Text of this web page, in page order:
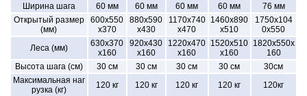
Ширина шага
60 мм 60 мм 60 мм 60 мм
76 мм
Открытый размер
(мм)
600x550
x370
880x590
x430
1170x740
x470
1460x890
x510
1750x104
0x550
Леса (мм)
630x370
x160
920x430
x160
1220x470
x160
1520x510
x160
1820x550x
160
Высота шага (см)
30 см 30 см 30 см 30 см
30см
Максимальная наг
рузка (кг)
120 кг 120 кг 120 кг 120 кг
120кг